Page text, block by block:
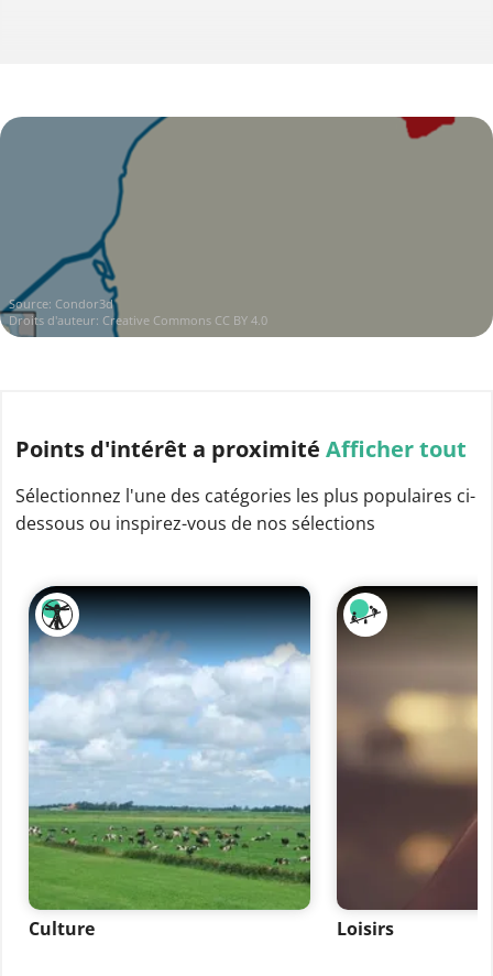
Source: Condor3d
Droits d'auteur: Creative Commons CC BY 4.0
Points d'intérêt a proximité Afficher tout
Sélectionnez l'une des catégories les plus populaires ci-
dessous ou inspirez-vous de nos sélections
Culture Loisirs